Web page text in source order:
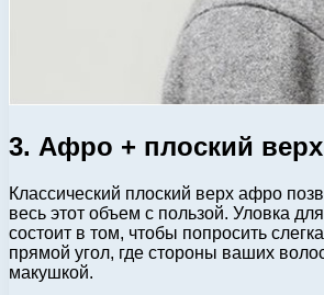
3. Афро + плоский верх
Классический плоский верх афро
весь этот объем с пользой. Уловка
состоит в том, чтобы попросить
прямой угол, где стороны ваших
макушкой.